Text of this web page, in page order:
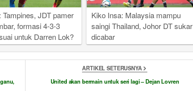
Tampines, JDT pamer
formasi 4-3-3
untuk Darren Lok?
Kiko Insa: Malaysia mampu
saingi Thailand, Johor DT sukar
dicabar
ARTIKEL SETERUSNYA
United akan bermain untuk seri lagi – Dejan Lovren